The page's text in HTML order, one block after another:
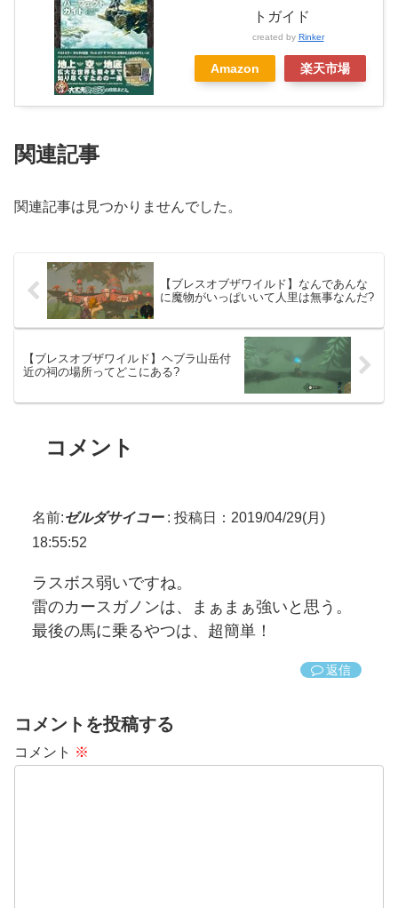
トガイド
created by Rinker
Amazon 楽天市場
関連記事
関連記事は見つかりませんでした。
【ブレスオブザワイルド】なんであんな
に魔物がいっぱいいて人里は無事なんだ?
【ブレスオブザワイルド】ヘブラ山岳付
近の祠の場所ってどこにある?
コメント
名前:ゼルダサイコー: 投稿日：2019/04/29(月)
18:55:52
ラスボス弱いですね。
雷のカースガノンは、まぁまぁ強いと思う。
最後の馬に乗るやつは、超簡単！
返信
コメントを投稿する
コメント ※